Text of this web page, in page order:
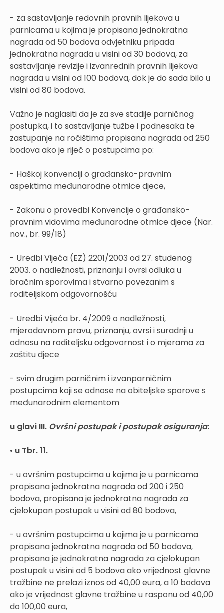
- za sastavljanje redovnih pravnih lijekova u
parnicama u kojima je propisana jednokratna
nagrada od 50 bodova odvjetniku pripada
jednokratna nagrada u visini od 30 bodova, za
sastavljanje revizije i izvanrednih pravnih lijekova
nagrada u visini od 100 bodova, dok je do sada bilo u
visini od 80 bodova.
Važno je naglasiti da je za sve stadije parničnog
postupka, i to sastavljanje tužbe i podnesaka te
zastupanje na ročištima propisana nagrada od 250
bodova ako je riječ o postupcima po:
- Haškoj konvenciji o građansko-pravnim
aspektima međunarodne otmice djece,
- Zakonu o provedbi Konvencije o građansko-
pravnim vidovima međunarodne otmice djece (Nar.
nov., br. 99/18)
- Uredbi Vijeća (EZ) 2201/2003 od 27. studenog
2003. o nadležnosti, priznanju i ovrsi odluka u
bračnim sporovima i stvarno povezanim s
roditeljskom odgovornošću
- Uredbi Vijeća br. 4/2009 o nadležnosti,
mjerodavnom pravu, priznanju, ovrsi i suradnji u
odnosu na roditeljsku odgovornost i o mjerama za
zaštitu djece
- svim drugim parničnim i izvanparničnim
postupcima koji se odnose na obiteljske sporove s
međunarodnim elementom
u glavi III. Ovršni postupak i postupak osiguranja:
• u Tbr. 11.
- u ovršnim postupcima u kojima je u parnicama
propisana jednokratna nagrada od 200 i 250
bodova, propisana je jednokratna nagrada za
cjelokupan postupak u visini od 80 bodova,
- u ovršnim postupcima u kojima je u parnicama
propisana jednokratna nagrada od 50 bodova,
propisana je jednokratna nagrada za cjelokupan
postupak u visini od 5 bodova ako vrijednost glavne
tražbine ne prelazi iznos od 40,00 eura, a 10 bodova
ako je vrijednost glavne tražbine u rasponu od 40,00
do 100,00 eura,